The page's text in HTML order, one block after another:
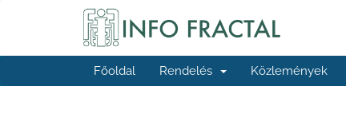
Főoldal Rendelés Közlemények